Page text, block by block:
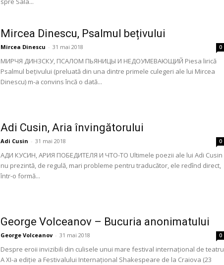
Mircea Dinescu, Psalmul bețivului
Mircea Dinescu - 31 mai 2018 0
МИРЧЯ ДИНЗСКУ, ПСАЛОМ ПЬЯНИЦЫ И НЕДОУМЕВАЮЩИЙ Piesa lirică
Psalmul bețivului (preluată din una dintre primele culegeri ale lui Mircea
Dinescu) m-a convins încă o dată...
Adi Cusin, Aria învingătorului
Adi Cusin - 31 mai 2018 0
АДИ КУСИН, АРИЯ ПОБЕДИТЕЛЯ И ЧТО-ТО Ultimele poezii ale lui Adi Cusin
nu prezintă, de regulă, mari probleme pentru traducător, ele redînd direct,
într-o formă...
George Volceanov – Bucuria anonimatului
George Volceanov - 31 mai 2018 0
Despre eroii invizibili din culisele unui mare festival internațional de teatru
A XI-a ediție a Festivalului Internațional Shakespeare de la Craiova (23